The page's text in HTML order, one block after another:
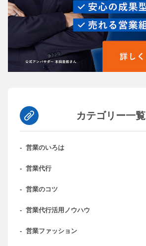
カテゴリー一覧
- 営業のいろは
- 営業代行
- 営業のコツ
- 営業代行活用ノウハウ
- 営業ファッション